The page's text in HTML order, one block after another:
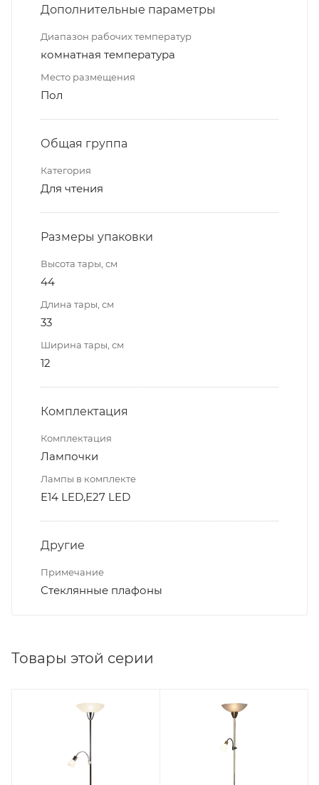
Дополнительные параметры
Диапазон рабочих температур
комнатная температура
Место размещения
Пол
Общая группа
Категория
Для чтения
Размеры упаковки
Высота тары, см
44
Длина тары, см
33
Ширина тары, см
12
Комплектация
Комплектация
Лампочки
Лампы в комплекте
E14 LED,Е27 LED
Другие
Примечание
Стеклянные плафоны
Товары этой серии